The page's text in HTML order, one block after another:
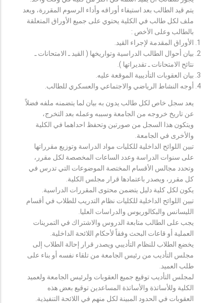
يتم قيد الطالب بعد استيفاء أوراقه وأداء الرسوم المقررة، ويعد
ملف لكل طالب في الكلية يحتوي على جميع الأوراق المتعلقة
بالطالب وعلى الأخص :
الأوراق المقدمة لإجراء القيد.
بيان أحوال الطالب الدراسية وتواريخها ( القيد ـ الامتحانات ـ
نتائح الامتحانات ـ تقديراتها ).
بيان العقوبات التأديبية الموقعة عليه.
أوجه النشاط الرياضي والاجتماعي والعسكري للطالب.
يعد سجل خاص لكل طالب يدون به بيان لما يتضمنه ملفه فضلاً
عن تاريخ خروجه من الجامعة وسببه وعمله بعد التخرج،
ويتكون هذا السجل من صورتين وتحفظ احداهما في الكلية
والأخرى في الجامعة.
تبين اللوائح الداخلية للكليات مواد الدراسة وتوزيع مقرراتها
على سنوات الدراسة وعدد الساعات المخصصة لكل مقرر،
وتحدد مجالس الأقسام المختصة الموضوعات التي تدرس في
كل مقرر، ويصدر باعتمادها قرار مجلس الكلية.
يكون لكل كلية دليل يتضمن محتوى المقررات الدراسية.
تبين اللوائح الداخلية للكليات نظام التدريب للطلاب في أقسام
الليسانس والبكالوريوس والدراسات العليا.
يجب على الطالب متابعة الدروس والاشتراك في التمرينات
العملية أو قاعات البحث وفقاً لأحكام اللائحة الداخلية.
يخضع الطلاب للنظام التأديبي ويصدر قرار إحالة الطلاب إلى
مجلس التأديب من رئيس الجامعة من تلقاء نفسه أو بناء على
طلب العميد.
لمجلس التأديب توقيع جميع العقوبات ولرئيس الجامعة ولعميد
الكلية وللأساتذة والأساتذة المساعدين توقيع بعض هذه
العقوبات في الحدود المبينة لكل منهم في اللائحة التنفيذية.